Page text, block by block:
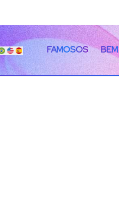
FAMOSOS